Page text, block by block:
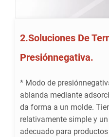
2.Soluciones De
Presiónnegativa.
* Modo de
ablanda mediante
da forma a un molde.
relativamente simple y
adecuado para